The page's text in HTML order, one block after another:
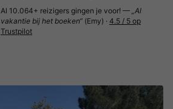
Al 10.064+ reizigers gingen je voor! — „Al
vakantie bij het boeken“ (Emy) · 4.5 / 5 op
Trustpilot